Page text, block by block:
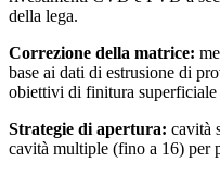
della lega.
Correzione della matrice:
base ai dati di estrusione di
obiettivi di finitura superficiale
Strategie di apertura: cavità
cavità multiple (fino a 16) per